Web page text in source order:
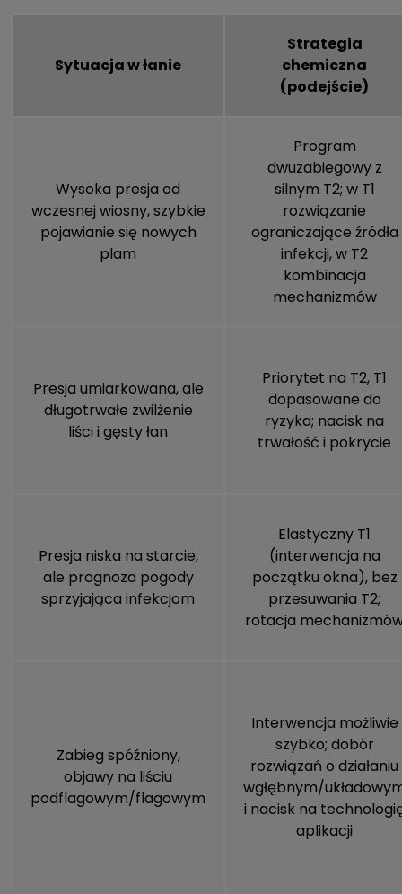
Sytuacja w łanie
Strategia
chemiczna
(podejście)
Wysoka presja od
wczesnej wiosny, szybkie
pojawianie się nowych
plam
Program
dwuzabiegowy z
silnym T2; w T1
rozwiązanie
ograniczające źródła
infekcji, w T2
kombinacja
mechanizmów
Presja umiarkowana, ale
długotrwałe zwilżenie
liści i gęsty łan
Priorytet na T2, T1
dopasowane do
ryzyka; nacisk na
trwałość i pokrycie
Presja niska na starcie,
ale prognoza pogody
sprzyjająca infekcjom
Elastyczny T1
(interwencja na
początku okna), bez
przesuwania T2;
rotacja
Zabieg spóźniony,
objawy na liściu
podflagowym/flagowym
Interwencja możliwie
szybko; dobór
rozwiązań o działaniu
wgłębnym/
i nacisk na
aplikacji